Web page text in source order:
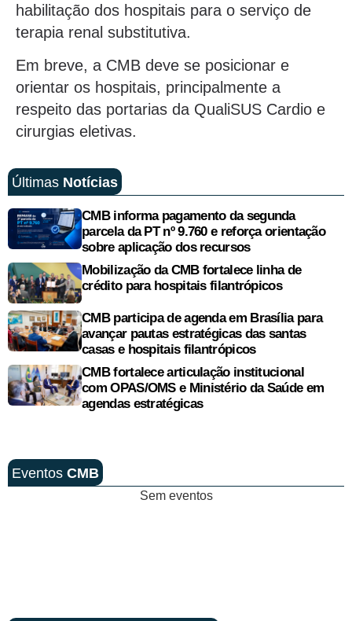
habilitação dos hospitais para o serviço de
terapia renal substitutiva.
Em breve, a CMB deve se posicionar e
orientar os hospitais, principalmente a
respeito das portarias da QualiSUS Cardio e
cirurgias eletivas.
Últimas Notícias
CMB informa pagamento da segunda
parcela da PT nº 9.760 e reforça orientação
sobre aplicação dos recursos
Mobilização da CMB fortalece linha de
crédito para hospitais filantrópicos
CMB participa de agenda em Brasília para
avançar pautas estratégicas das santas
casas e hospitais filantrópicos
CMB fortalece articulação institucional
com OPAS/OMS e Ministério da Saúde em
agendas estratégicas
Eventos CMB
Sem eventos